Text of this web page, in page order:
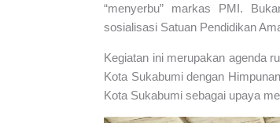
“menyerbu” markas PMI.
sosialisasi Satuan Pendidikan
Kegiatan ini merupakan agenda
Kota Sukabumi dengan
Kota Sukabumi sebagai upaya